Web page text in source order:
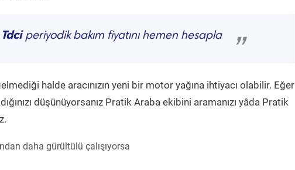
periyodik bakım fiyatını hemen hesapla
”
halde aracınızın yeni bir motor yağına ihtiyacı olabilir. Eğer
düşünüyorsanız Pratik Araba ekibini aramanızı yâda Pratik
daha gürültülü çalışıyorsa